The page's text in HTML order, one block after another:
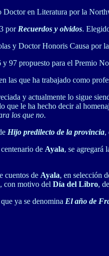
Doctor en Literatura por la
por Recuerdos y olvidos.
y Doctor Honoris Causa por
97 propuesto para el Premio
las que ha trabajado como
y actualmente lo sigue
que le ha hecho decir al
los que no.
Hijo predilecto de la provincia,
de Ayala, se agregará
cuentos de Ayala, en selección
con motivo del Día del Libro,
ya se denomina El año de